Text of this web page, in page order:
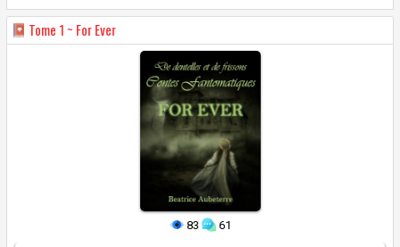
Tome 1 ~ For Ever
83 61